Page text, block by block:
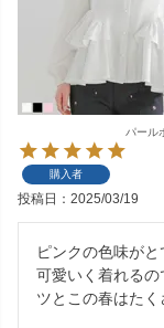
パール
購入者
投稿日 2025/03/19
ピンクの色味が
可愛いく着れる
ツとこの春はたく